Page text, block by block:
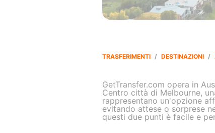
TRASFERIMENTI / DESTINAZIONI /
GetTransfer.com opera in
Centro città di Melbourne,
rappresentano un'opzione
evitando attese o sorprese
questi due punti è facile e